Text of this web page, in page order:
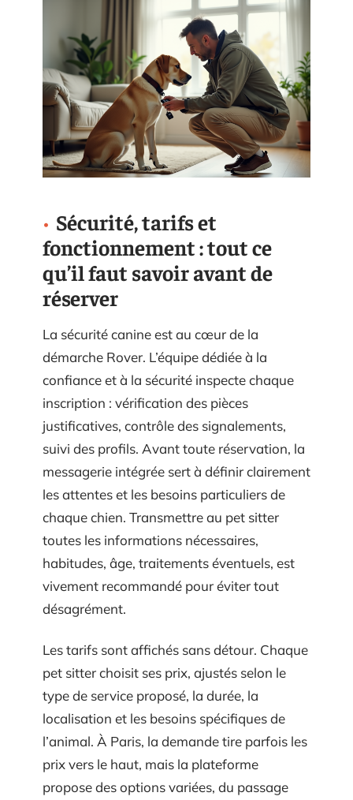
Sécurité, tarifs et
fonctionnement : tout ce
qu’il faut savoir avant de
réserver
La sécurité canine est au cœur de la
démarche Rover. L’équipe dédiée à la
confiance et à la sécurité inspecte chaque
inscription : vérification des pièces
justificatives, contrôle des signalements,
suivi des profils. Avant toute réservation, la
messagerie intégrée sert à définir clairement
les attentes et les besoins particuliers de
chaque chien. Transmettre au pet sitter
toutes les informations nécessaires,
habitudes, âge, traitements éventuels, est
vivement recommandé pour éviter tout
désagrément.
Les tarifs sont affichés sans détour. Chaque
pet sitter choisit ses prix, ajustés selon le
type de service proposé, la durée, la
localisation et les besoins spécifiques de
l’animal. À Paris, la demande tire parfois les
prix vers le haut, mais la plateforme
propose des options variées, du passage